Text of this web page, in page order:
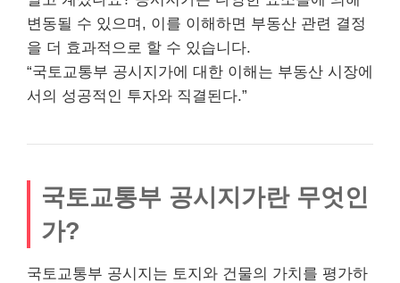
변동될 수 있으며, 이를 이해하면 부동산 관련 결정
을 더 효과적으로 할 수 있습니다.
“국토교통부 공시지가에 대한 이해는 부동산 시장에
서의 성공적인 투자와 직결된다.”
국토교통부 공시지가란 무엇인
가?
국토교통부 공시지는 토지와 건물의 가치를 평가하